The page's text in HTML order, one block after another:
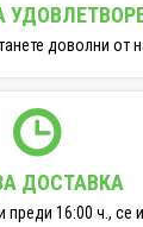
доволни от
ДОСТАВКА
преди 16:00 ч., се